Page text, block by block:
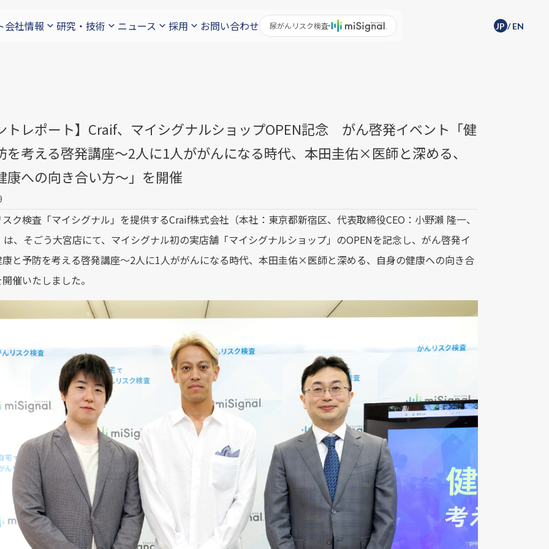
会社情報 研究・技術 ニュース 採用 お問い合わせ 尿がんリスク検査 JP / EN
トレポート】Craif、マイシグナルショップOPEN記念 がん啓発イベント「健
を考える啓発講座〜2人に1人ががんになる時代、本田圭佑×医師と深める、
康への向き合い方〜」を開催
検査「マイシグナル」を提供するCraif株式会社（本社：東京都新宿区、代表取締役CEO：小野瀨 隆一、
、そごう大宮店にて、マイシグナル初の実店舗「マイシグナルショップ」のOPENを記念し、がん啓発イ
と予防を考える啓発講座〜2人に1人ががんになる時代、本田圭佑×医師と深める、自身の健康への向き合
催いたしました。